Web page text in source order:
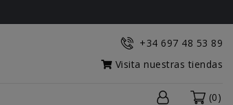
+34 697 48 53 89
Visita nuestras tiendas
(0)